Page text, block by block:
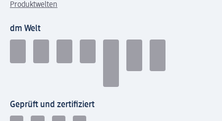
Produktwelten
dm Welt
Geprüft und zertifiziert